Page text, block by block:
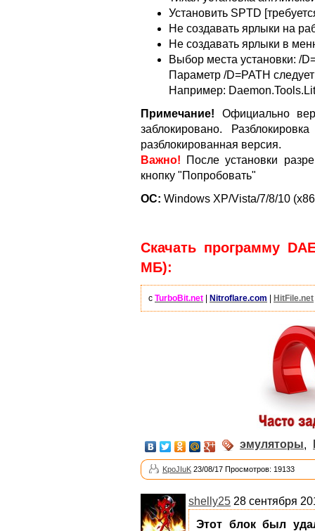
Установить SPTD
Не создавать ярлыки на
Не создавать ярлыки в
Выбор места установки: /
Параметр /D=PATH
Например:
Примечание! Официально
заблокировано.
разблокированная версия.
Важно! После установки
кнопку "Попробовать"
ОС: Windows XP/Vista/7/8/10
Скачать программу
МБ):
с TurboBit.net | Nitroflare.com | HitFile.net
эмуляторы,
KpoJIuK 23/08/17 Просмотров: 19133
shelly25 28 сентября
Этот блок был